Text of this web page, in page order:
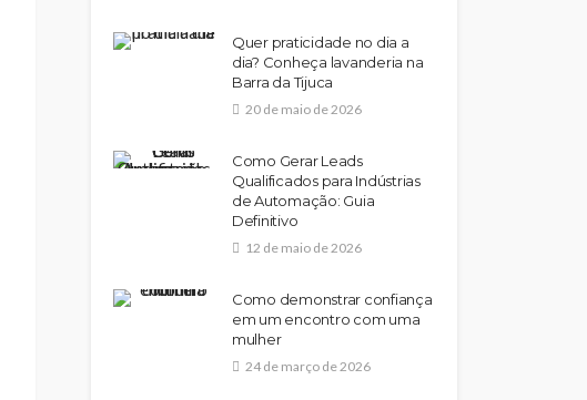
Quer praticidade no dia a
dia? Conheça lavanderia na
Barra da Tijuca
20 de maio de 2026
Como Gerar Leads
Qualificados para Indústrias
de Automação: Guia
Definitivo
12 de maio de 2026
Como demonstrar confiança
em um encontro com uma
mulher
24 de março de 2026